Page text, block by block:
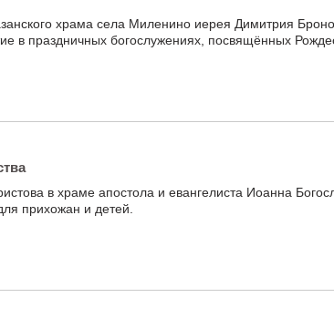
храма села Миленино иерея Димитрия
в праздничных богослужениях, посвящённых
в храме апостола и евангелиста Иоанна
прихожан и детей.